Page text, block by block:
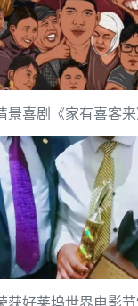
景喜剧《家有喜客
获好莱坞世界电影节